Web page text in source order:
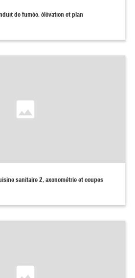
de fumée, élévation et plan
sanitaire 2, axonométrie et coupes